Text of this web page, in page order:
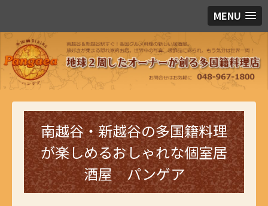
MENU
南越谷・新越谷の多国籍料理
が楽しめるおしゃれな個室居
酒屋 パンゲア